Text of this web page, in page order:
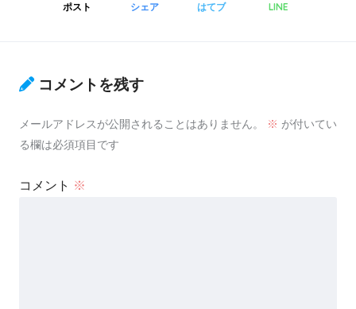
ポスト シェア はてブ LINE
コメントを残す
メールアドレスが公開されることはありません。 ※ が付いてい
る欄は必須項目です
コメント ※